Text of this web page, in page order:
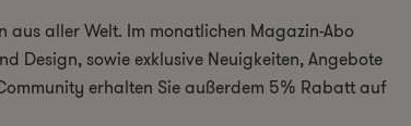
aller Welt. Im monatlichen Magazin-Abo
Design, sowie exklusive Neuigkeiten, Angebote
erhalten Sie außerdem 5% Rabatt auf